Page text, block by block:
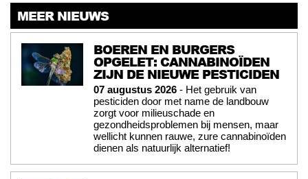
MEER NIEUWS
BOEREN EN BURGERS
OPGELET: CANNABINOÏDEN
ZIJN DE NIEUWE PESTICIDEN
07 augustus 2026 - Het gebruik van
pesticiden door met name de landbouw
zorgt voor milieuschade en
gezondheidsproblemen bij mensen, maar
wellicht kunnen rauwe, zure cannabinoïden
dienen als natuurlijk alternatief!